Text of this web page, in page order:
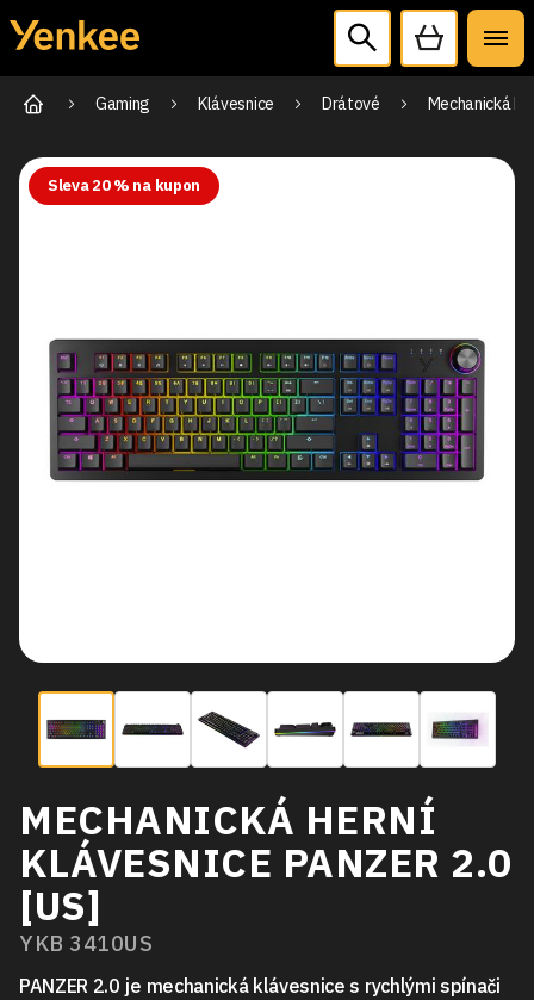
Gaming Klávesnice Drátové Mechanická
Sleva 20 % na kupon
MECHANICKÁ HERNÍ
KLÁVESNICE PANZER 2.0
[US]
YKB 3410US
PANZER 2.0 je mechanická klávesnice s rychlými spínači